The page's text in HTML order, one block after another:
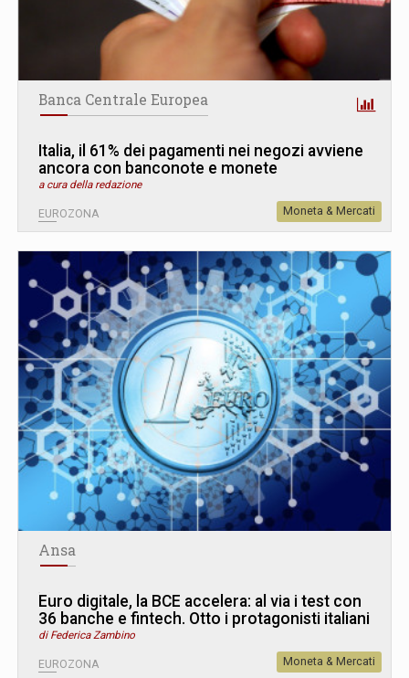
Banca Centrale Europea
Italia, il 61% dei pagamenti nei negozi avviene
ancora con banconote e monete
a cura della redazione
EUROZONA Moneta & Mercati
Ansa
Euro digitale, la BCE accelera: al via i test con
36 banche e fintech. Otto i protagonisti italiani
di Federica Zambino
EUROZONA Moneta & Mercati